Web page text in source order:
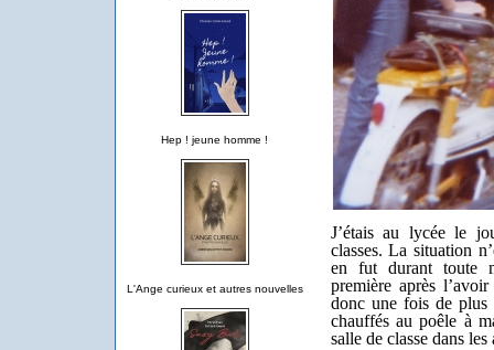
Hep ! jeune homme !
L'Ange curieux et autres nouvelles
J’étais au lycée le
classes. La situation
en fut durant toute
première après
donc une fois de plus
chauffés au poêle à
salle de classe dans